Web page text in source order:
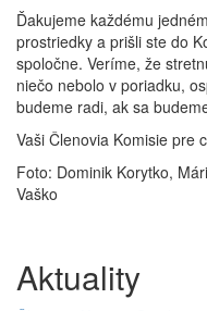
Ďakujeme každému
prostriedky a prišli ste do
spoločne. Veríme, že
niečo nebolo v poriadku,
budeme radi, ak sa
Vaši Členovia Komisie pre
Foto: Dominik Korytko,
Vaško
Aktuality